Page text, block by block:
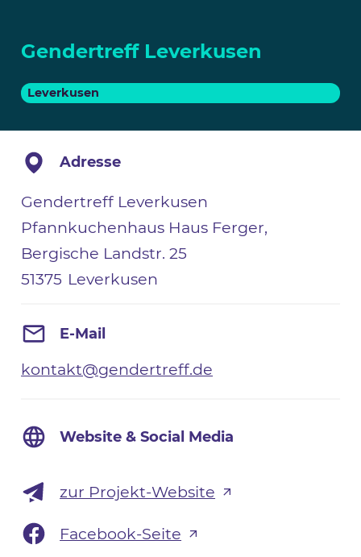
Gendertreff Leverkusen
Leverkusen
Adresse
Gendertreff Leverkusen
Pfannkuchenhaus Haus Ferger,
Bergische Landstr. 25
51375 Leverkusen
E-Mail
kontakt@gendertreff.de
Website & Social Media
zur Projekt-Website
Facebook-Seite